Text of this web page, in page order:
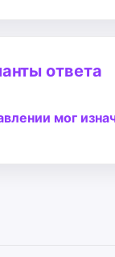
ответа
мог